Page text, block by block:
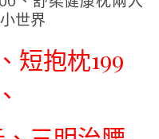
短抱枕199